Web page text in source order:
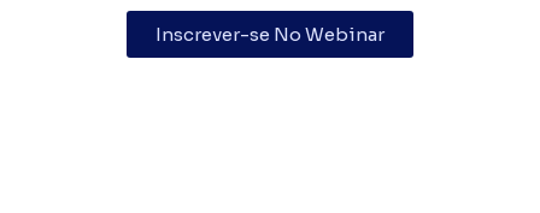
Inscrever-se No Webinar